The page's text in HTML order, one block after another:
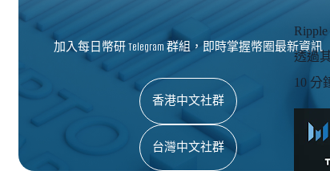
加入每日幣研 Telegram 群組，即時掌握幣圈最新資訊
香港中文社群
台灣中文社群
透過
10 分